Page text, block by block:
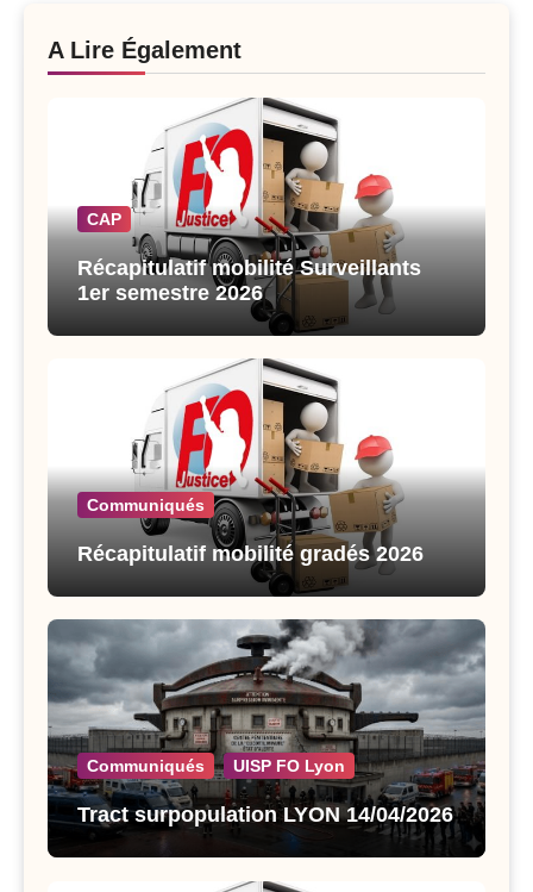
A Lire Également
CAP
Récapitulatif mobilité Surveillants
1er semestre 2026
Communiqués
Récapitulatif mobilité gradés 2026
Communiqués UISP FO Lyon
Tract surpopulation LYON 14/04/2026